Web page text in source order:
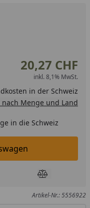
eingeben
um eins erhöhen
20,27 CHF
inkl. 8,1% MwSt.
in der Schweiz
nach Menge und Land
in die Schweiz
legen
hinzufügenProdukt
Artikel-Nr.: 5556922